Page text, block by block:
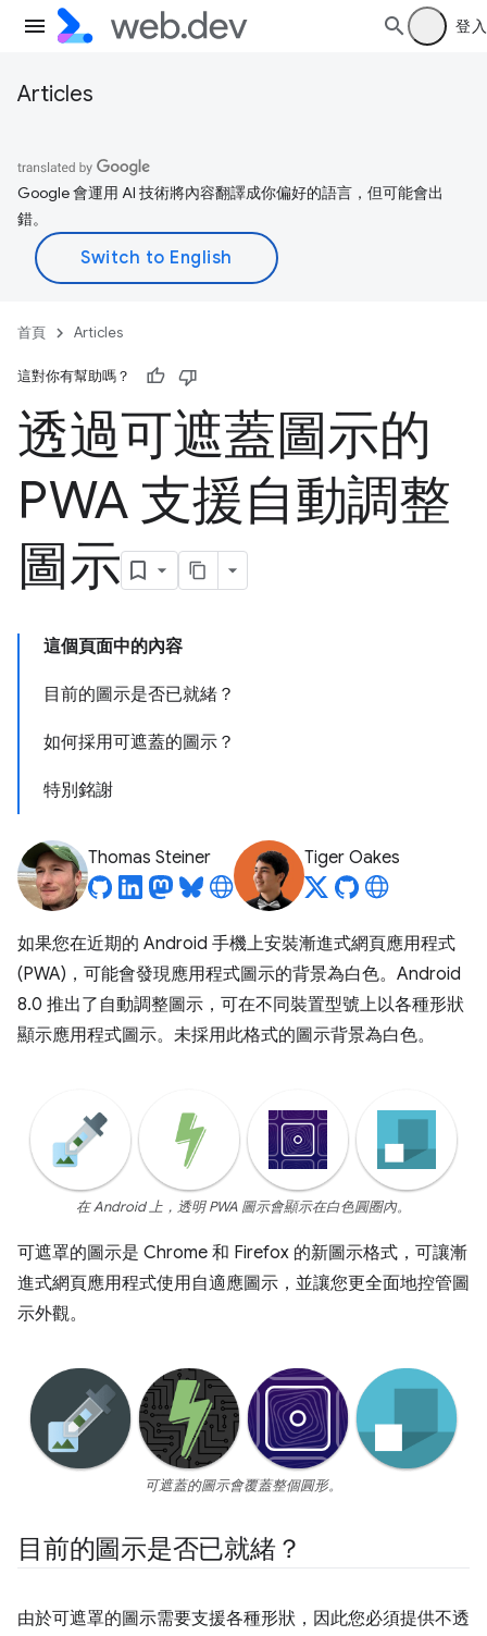
登入
Articles
Google 會運用 AI 技術將內容翻譯成你偏好的語言，但可能會出
錯。
首頁 Articles
這對你有幫助嗎？
透過可遮蓋圖示的
PWA 支援自動調整
圖示
這個頁面中的內容
目前的圖示是否已就緒？
如何採用可遮蓋的圖示？
特別銘謝
Thomas Steiner Tiger Oakes
如果您在近期的 Android 手機上安裝漸進式網頁應用程式
(PWA)，可能會發現應用程式圖示的背景為白色。Android
8.0 推出了自動調整圖示，可在不同裝置型號上以各種形狀
顯示應用程式圖示。未採用此格式的圖示背景為白色。
在 Android 上，透明 PWA 圖示會顯示在白色圓圈內。
可遮罩的圖示是 Chrome 和 Firefox 的新圖示格式，可讓漸
進式網頁應用程式使用自適應圖示，並讓您更全面地控管圖
示外觀。
可遮蓋的圖示會覆蓋整個圓形。
目前的圖示是否已就緒？
由於可遮罩的圖示需要支援各種形狀，因此您必須提供不透